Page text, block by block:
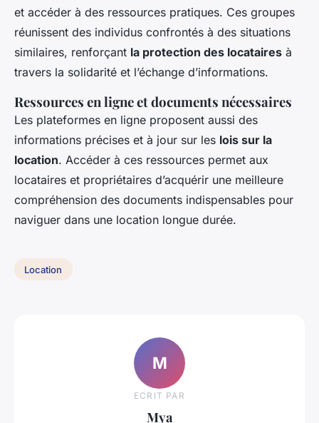
et accéder à des ressources pratiques. Ces groupes
réunissent des individus confrontés à des situations
similaires, renforçant la protection des locataires à
travers la solidarité et l’échange d’informations.
Ressources en ligne et documents nécessaires
Les plateformes en ligne proposent aussi des
informations précises et à jour sur les lois sur la
location. Accéder à ces ressources permet aux
locataires et propriétaires d’acquérir une meilleure
compréhension des documents indispensables pour
naviguer dans une location longue durée.
Location
M
ECRIT PAR
Mya